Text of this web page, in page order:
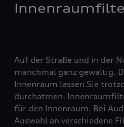
Auf der Straße und in der
manchmal ganz gewaltig.
Innenraum lassen Sie
durchatmen.
für den Innenraum. Bei
Auswahl an verschiedene